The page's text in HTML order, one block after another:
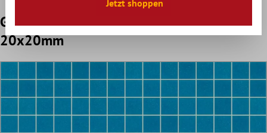
Glasmosaik Fliese Trend-Vi Vitreo 123 Blau
20x20mm
Jetzt shoppen